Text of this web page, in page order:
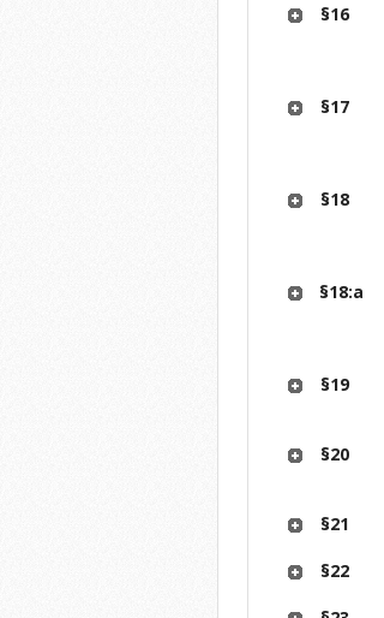
§16
§17
§18
§18:a
§19
§20
§21
§22